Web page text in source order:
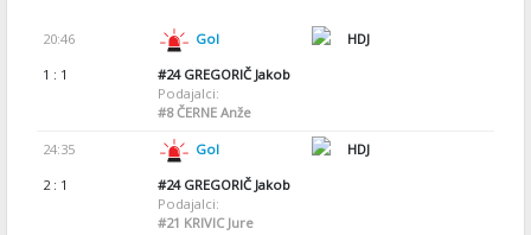
20:46 Gol
HDJ
1 : 1
#24GREGORIČ Jakob
Podajalci:
#8ČERNE Anže
24:35 Gol
HDJ
2 : 1
#24GREGORIČ Jakob
Podajalci:
#21 KRIVIC Jure